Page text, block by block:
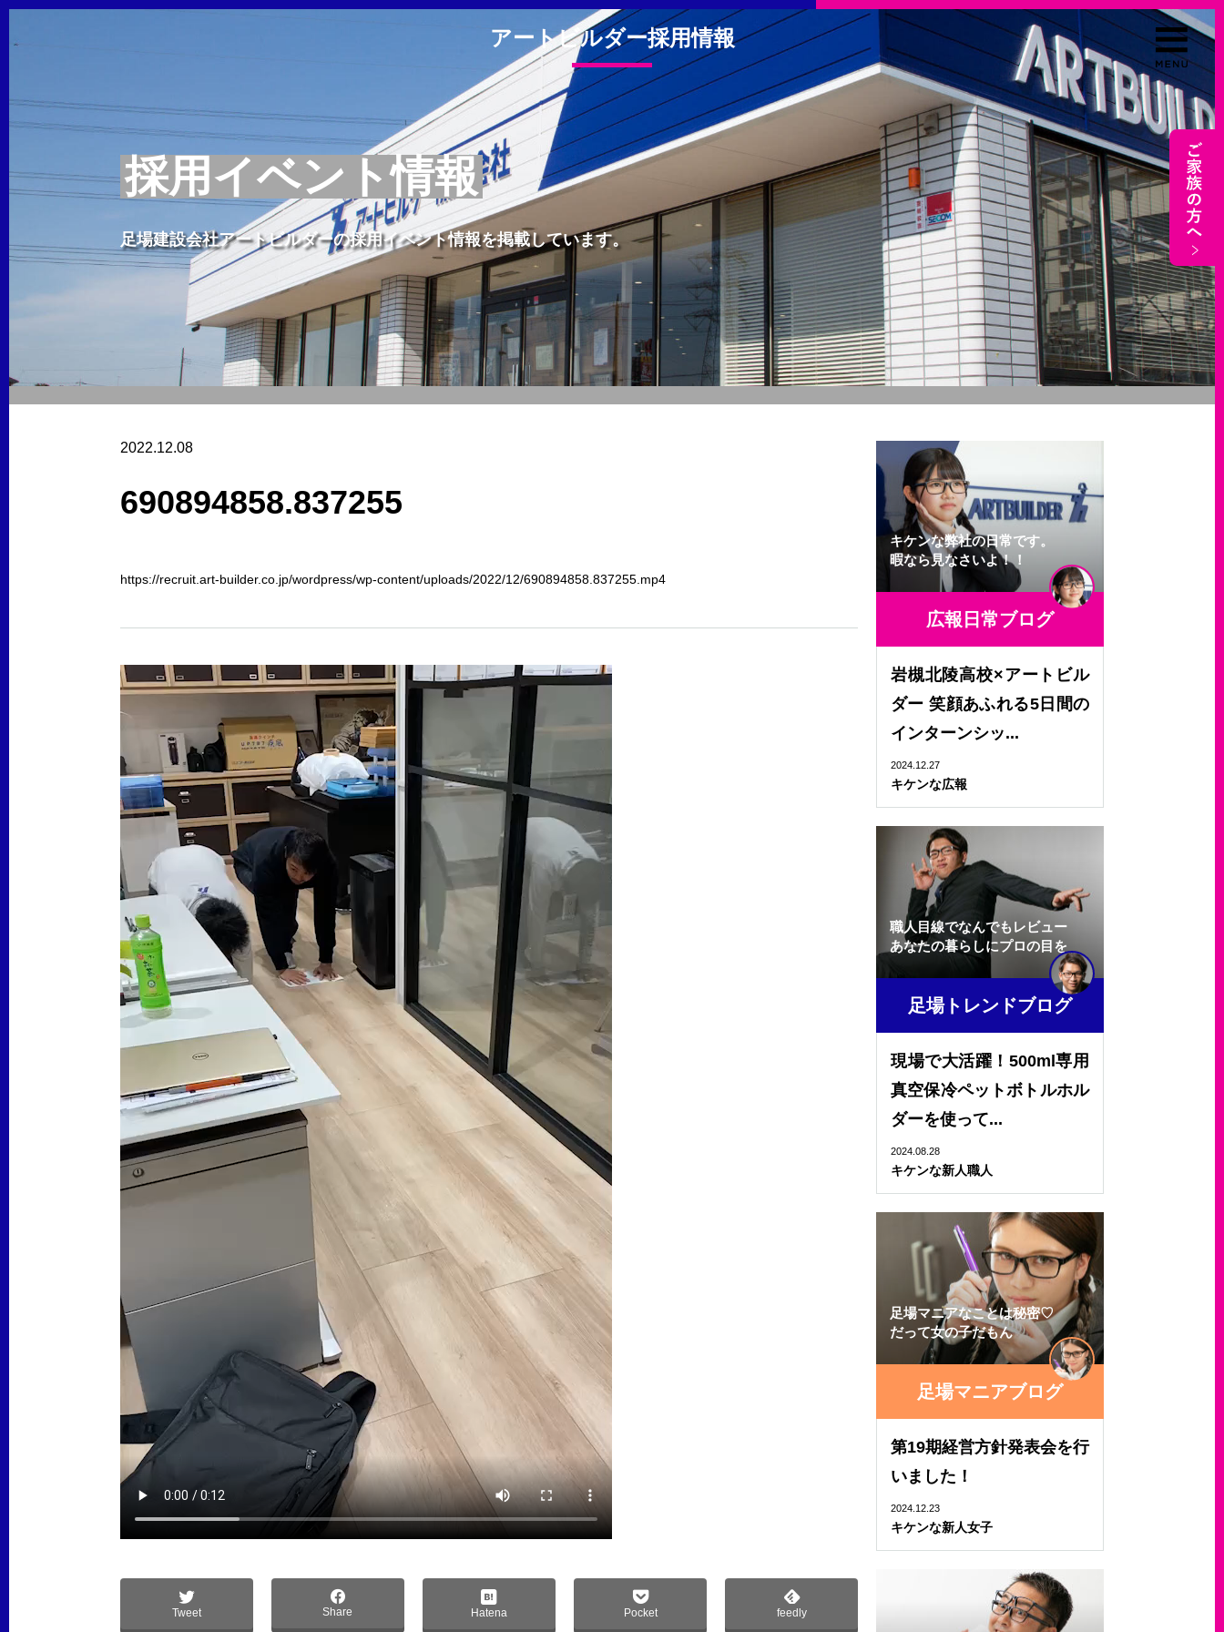
アートビルダー採用情報
採用イベント情報
足場建設会社アートビルダーの採用イベント情報を掲載しています。
2022.12.08
690894858.837255
https://recruit.art-builder.co.jp/wordpress/wp-content/uploads/2022/12/690894858.837255.mp4
Tweet Share Hatena Pocket feedly
キケンな弊社の日常です。
暇なら見なさいよ！！
広報日常ブログ
岩槻北陵高校×アートビル
ダー 笑顔あふれる5日間の
インターンシッ...
2024.12.27
キケンな広報
職人目線でなんでもレビュー
あなたの暮らしにプロの目を
足場トレンドブログ
現場で大活躍！500ml専用
真空保冷ペットボトルホル
ダーを使って...
2024.08.28
キケンな新人職人
足場マニアなことは秘密♡
だって女の子だもん
足場マニアブログ
第19期経営方針発表会を行
いました！
2024.12.23
キケンな新人女子